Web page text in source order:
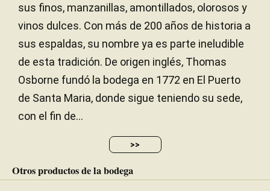
sus finos, manzanillas, amontillados, olorosos y
vinos dulces. Con más de 200 años de historia a
sus espaldas, su nombre ya es parte ineludible
de esta tradición. De origen inglés, Thomas
Osborne fundó la bodega en 1772 en El Puerto
de Santa Maria, donde sigue teniendo su sede,
con el fin de...
>>
Otros productos de la bodega